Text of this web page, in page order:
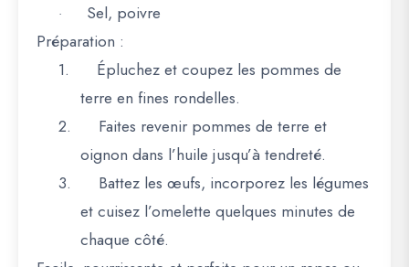
·
Sel, poivre
Préparation :
1.
Épluchez et coupez les pommes de
terre en fines rondelles.
2.
Faites revenir pommes de terre et
oignon dans l’huile jusqu’à tendreté.
3.
Battez les œufs, incorporez les légumes
et cuisez l’omelette quelques minutes de
chaque côté.